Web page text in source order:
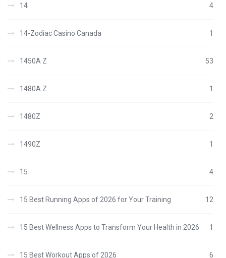
14 4
14-Zodiac Casino Canada 1
1450A Z 53
1480A Z 1
1480Z 2
1490Z 1
15 4
15 Best Running Apps of 2026 for Your Training 12
15 Best Wellness Apps to Transform Your Health in 2026 1
15 Best Workout Apps of 2026 6